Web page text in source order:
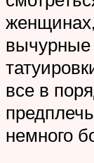
все в
немного